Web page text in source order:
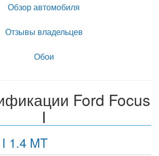
Обзор автомобиля
Отзывы владельцев
Обои
Ford Focus
I
1.4 MT